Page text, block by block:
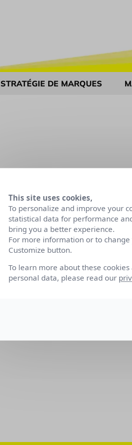
STRATÉGIE DE MARQUES
This site uses cookies,
To personalize and improve your
statistical data for performance
bring you a better experience.
For more information or to
Customize button.
To learn more about these
personal data, please read our